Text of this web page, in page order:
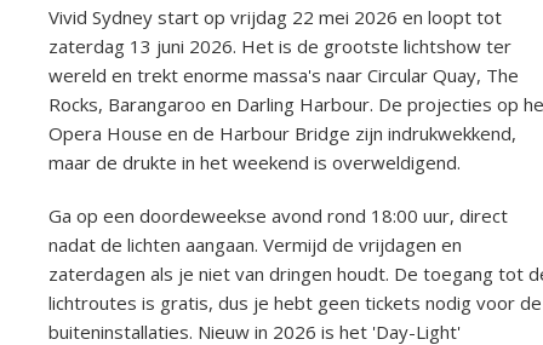
Vivid Sydney start op vrijdag 22 mei 2026 en loopt tot
zaterdag 13 juni 2026. Het is de grootste lichtshow ter
wereld en trekt enorme massa's naar Circular Quay, The
Rocks, Barangaroo en Darling Harbour. De projecties op
Opera House en de Harbour Bridge zijn indrukwekkend,
maar de drukte in het weekend is overweldigend.
Ga op een doordeweekse avond rond 18:00 uur, direct
nadat de lichten aangaan. Vermijd de vrijdagen en
zaterdagen als je niet van dringen houdt. De toegang tot
lichtroutes is gratis, dus je hebt geen tickets nodig voor de
buiteninstallaties. Nieuw in 2026 is het 'Day-Light'